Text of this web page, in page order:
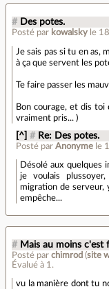
# Des potes.
Posté par kowalsky le
Je sais pas si tu en as,
à ça que servent les
Te faire passer les
Bon courage, et dis toi
vraiment pris... )
[^] # Re: Des potes.
Posté parAnonyme le
Désolé aux quelques
je voulais
migration de serveur,
empêche...
# Mais au moins c'est
Posté par chimrod (site
Évalué à 1 .
vu la manière dont tu